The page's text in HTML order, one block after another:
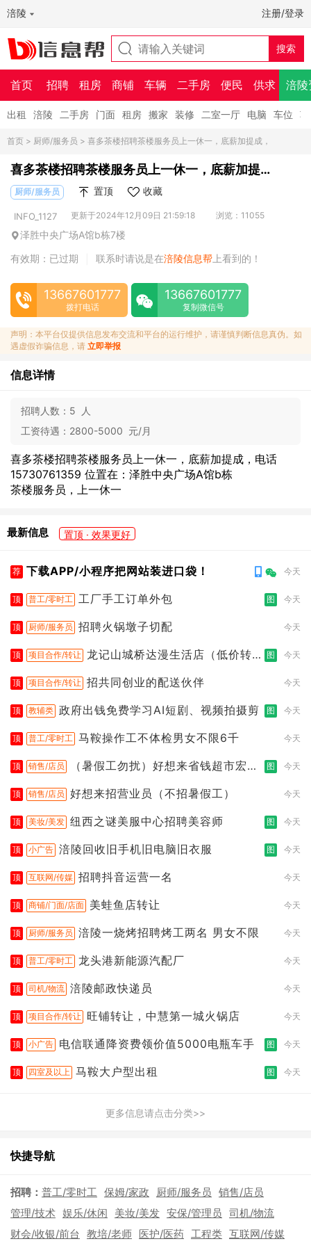
涪陵 注册/登录
首页 招聘 租房 商铺 车辆 二手房 便民 供求 涪陵
出租 涪陵 二手房 门面 租房 搬家 装修 二室一厅 电脑 车位
首页 > 厨师/服务员 > 喜多茶楼招聘茶楼服务员上一休一，底薪加提成，
喜多茶楼招聘茶楼服务员上一休一，底薪加提
成，
厨师/服务员 置顶 收藏
INFO_1127 更新于2024年12月09日 21:59:18 浏览：11055
泽胜中央广场A馆b栋7楼
有效期：已过期
联系时请说是在涪陵信息帮 上看到的！
13667601777
拨打电话
13667601777
复制微信号
声明：本平台仅提供信息发布交流和平台的运行维护，请谨慎判断信息真伪。如
遇虚假诈骗信息，请 立即举报
信息详情
招聘人数： 5 人
工资待遇： 2800-5000 元/月
喜多茶楼招聘茶楼服务员上一休一，底薪加提成，电话
15730761359 位置在：泽胜中央广场A馆b栋
茶楼服务员，上一休一
最新信息 置顶 · 效果更好
荐 下载APP/小程序把网站装进口袋！ 今天
顶 普工/零时工 工厂手工订单外包 图 今天
顶 厨师/服务员 招聘火锅墩子切配 今天
顶 项目合作/转让 龙记山城桥达漫生活店（低价转
图 今天
顶 项目合作/转让 招共同创业的配送伙伴 今天
顶 教辅类 政府出钱免费学习AI短剧、视频拍摄剪 图 今天
顶 普工/零时工 马鞍操作工不体检男女不限6千 今天
顶 销售/店员
（暑假工勿扰）好想来省钱超市宏声
图 今天
顶 销售/店员 好想来招营业员（不招暑假工） 今天
顶 美妆/美发 纽西之谜美服中心招聘美容师 图 今天
顶 小广告 涪陵回收旧手机旧电脑旧衣服 图 今天
顶 互联网/传媒 招聘抖音运营一名 今天
顶 商铺/门面/店面 美蛙鱼店转让 今天
顶 厨师/服务员 涪陵一烧烤招聘烤工两名 男女不限 今天
顶 普工/零时工 龙头港新能源汽配厂 今天
顶 司机/物流 涪陵邮政快递员 今天
顶 项目合作/转让 旺铺转让，中慧第一城火锅店 今天
顶 小广告 电信联通降资费领价值5000电瓶车手 图 今天
顶 四室及以上 马鞍大户型出租 图 今天
更多信息请点击分类>>
快捷导航
招聘： 普工/零时工 保姆/家政 厨师/服务员 销售/店员
管理/技术 娱乐/休闲 美妆/美发 安保/管理员 司机/物流
财会/收银/前台 教培/老师 医护/医药 工程类 互联网/传媒